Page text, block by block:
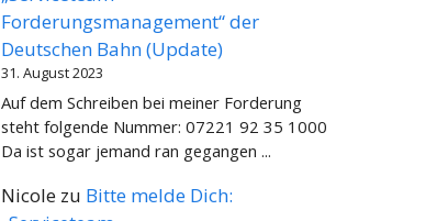
Forderungsmanagement“ der
Deutschen Bahn (Update)
31. August 2023
Auf dem Schreiben bei meiner Forderung
steht folgende Nummer: 07221 92 35 1000
Da ist sogar jemand ran gegangen ...
Nicole zu Bitte melde Dich: